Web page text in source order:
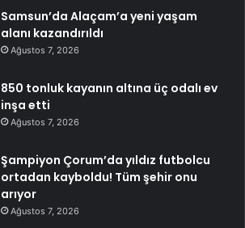
Samsun’da Alaçam’a yeni yaşam
alanı kazandırıldı
Ağustos 7, 2026
850 tonluk kayanın altına üç odalı ev
inşa etti
Ağustos 7, 2026
Şampiyon Çorum’da yıldız futbolcu
ortadan kayboldu! Tüm şehir onu
arıyor
Ağustos 7, 2026